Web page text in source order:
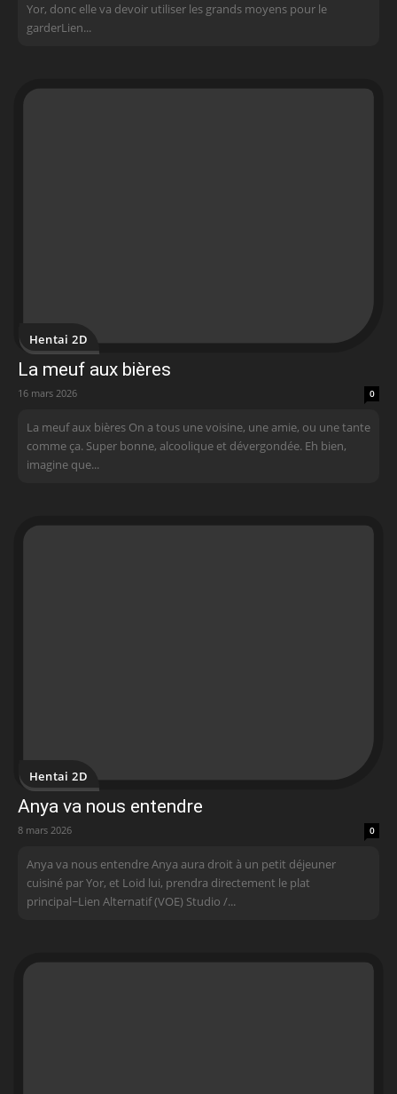
Yor, donc elle va devoir utiliser les grands moyens pour le
garderLien...
Hentai 2D
La meuf aux bières
16 mars 2026 0
La meuf aux bières On a tous une voisine, une amie, ou une tante
comme ça. Super bonne, alcoolique et dévergondée. Eh bien,
imagine que...
Hentai 2D
Anya va nous entendre
8 mars 2026 0
Anya va nous entendre Anya aura droit à un petit déjeuner
cuisiné par Yor, et Loid lui, prendra directement le plat
principal~Lien Alternatif (VOE) Studio /...